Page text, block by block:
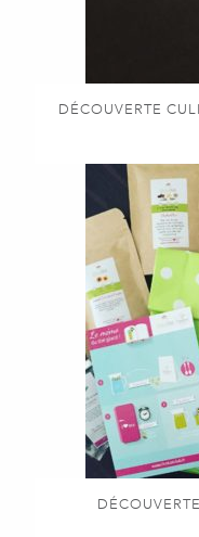
DÉCOUVERTE